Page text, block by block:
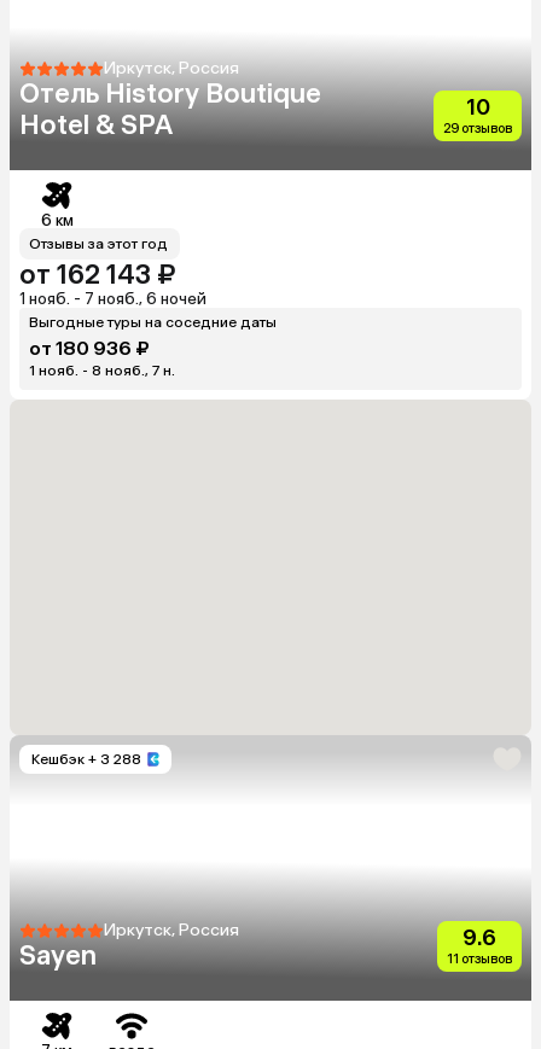
Иркутск, Россия
Отель History Boutique
Hotel & SPA
10
29 отзывов
6 км
Отзывы за этот год
от 162 143 ₽
1 нояб. - 7 нояб., 6 ночей
Выгодные туры на соседние даты
от 180 936 ₽
1 нояб. - 8 нояб., 7 н.
Кешбэк + 3 288
Иркутск, Россия
Sayen
9.6
11 отзывов